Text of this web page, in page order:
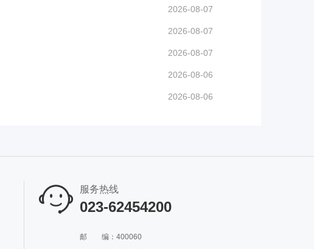
2026-08-07
2026-08-07
2026-08-07
2026-08-06
2026-08-06
服务热线
023-62454200
邮
编：400060